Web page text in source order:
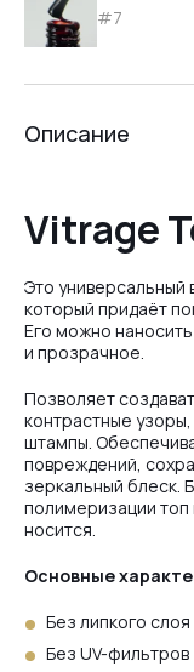
#7
#4
#2
Описание
Vitrage
Это универсальный
который придаёт
Его можно
и прозрачное.
Позволяет
контрастные
штампы.
повреждений,
зеркальный блеск.
полимеризации топ
носится.
Основные
Без липкого слоя
Без UV-фильтров